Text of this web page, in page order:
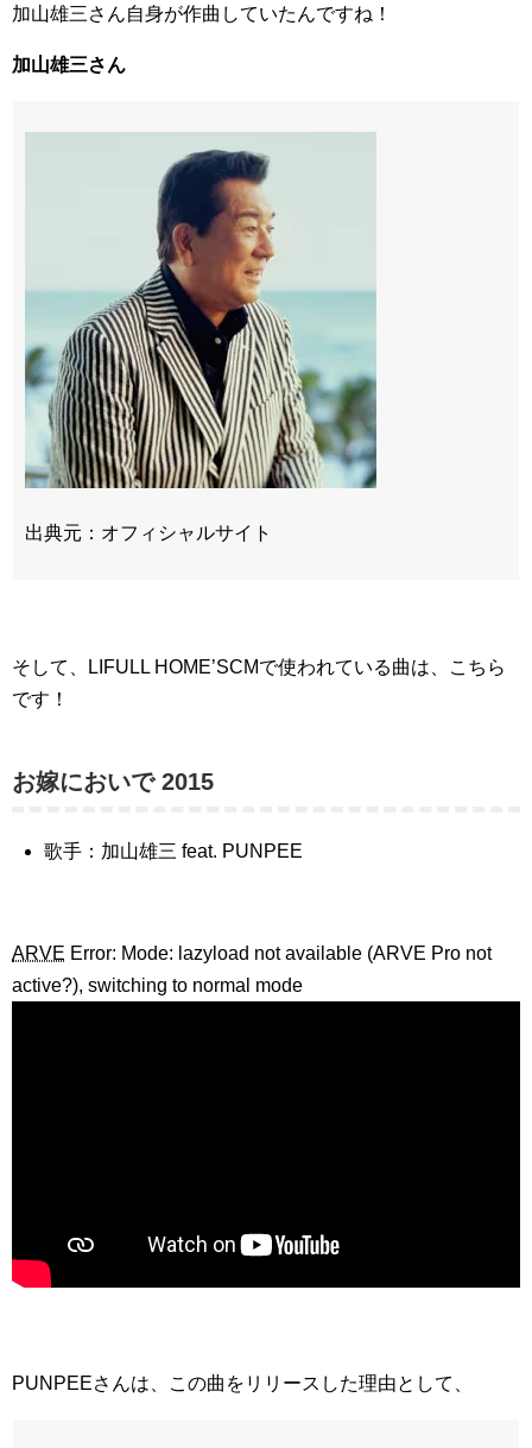
加山雄三さん自身が作曲していたんですね！
加山雄三さん
出典元：オフィシャルサイト
そして、LIFULL HOME’SCMで使われている曲は、こちら
です！
お嫁においで 2015
歌手：加山雄三 feat. PUNPEE
ARVE Error: Mode: lazyload not available (ARVE Pro not
active?), switching to normal mode
PUNPEEさんは、この曲をリリースした理由として、